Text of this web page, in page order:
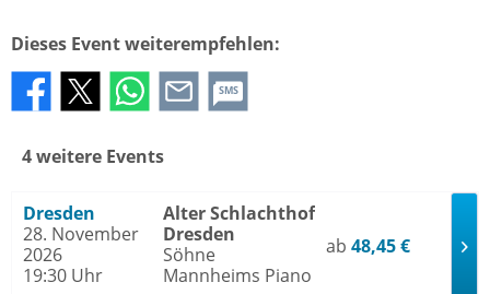
Dieses Event weiterempfehlen:
SMS
4 weitere Events
Dresden
28. November
2026
19:30 Uhr
Alter Schlachthof
Dresden
Söhne
Mannheims Piano
ab 48,45 €